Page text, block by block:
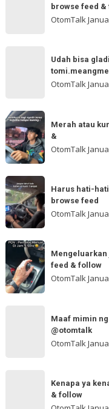
@otomtalk
&
follow
browse feed
OtomTalk
gladibersih,
otw
🌬
🌬
Sc:
“
browse
feed
Udah bisa
OtomTalk
Merah
atau
kuning
ya
Sc:
wahidmobil.id
“
browse
Merah atau
&
OtomTalk
Harus
hati-
hati
kalau
dua
tangan
Sc:
arvanjayamotor
Harus hati-
browse feed
OtomTalk
Mengeluarkan
jurus
andalan
Sc:
Mengeluarkan
feed & follow
OtomTalk
Maaf mimin
@otomtalk
OtomTalk
Kenapa ya
& follow